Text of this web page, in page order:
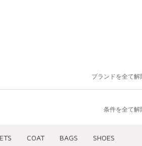
ブランドを全て解
条件を全て解
COAT BAGS
SHOES